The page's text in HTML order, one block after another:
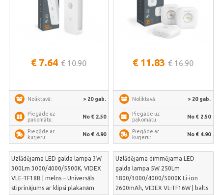
€ 7.64 € 10.90
Noliktavā: > 20 gab.
Piegāde uz
pakomātu:
No € 2.50
Piegāde ar
kurjeru:
No € 4.90
€ 11.83 € 16.90
Noliktavā: > 20 gab.
Piegāde uz
pakomātu:
No € 2.50
Piegāde ar
kurjeru:
No € 4.90
Uzlādējama LED galda lampa 3W
300Lm 3000/4000/5500K, VIDEX
VLE-TF18B | melns – Universāls
stiprinājums ar klipsi plakanām
Uzlādējama dimmējama LED
galda lampa 5W 250Lm
1800/3000/4000/5000K Li-ion
2600mAh, VIDEX VL-TF16W | balts